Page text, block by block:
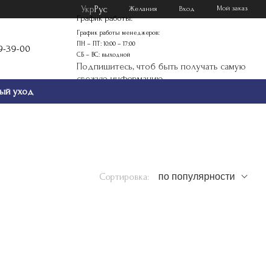
УкрРус Желания Вход Мой заказ
39-00
График работы:
График работы менеджеров:
ПН – ПТ: 10:00 – 17:00
СБ – ВС: выходной
Подпишитесь, чтоб быть получать самую
свежую информацию
уход
Сортировка: по популярности